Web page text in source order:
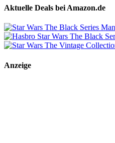
Aktuelle Deals bei Amazon.de
Anzeige